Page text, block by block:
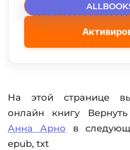
На этой странице
онлайн книгу
Анна Арно в
epub, txt